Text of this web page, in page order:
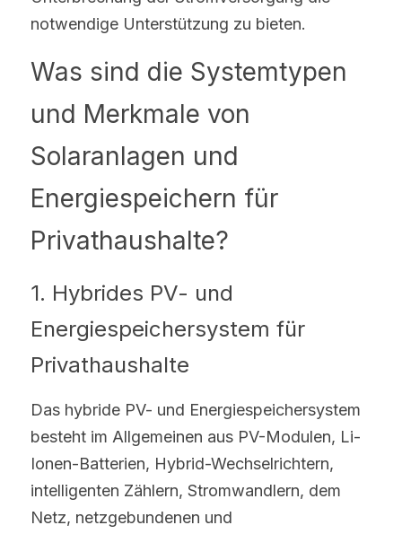
notwendige Unterstützung zu bieten.
Was sind die Systemtypen
und Merkmale von
Solaranlagen und
Energiespeichern für
Privathaushalte?
1. Hybrides PV- und
Energiespeichersystem für
Privathaushalte
Das hybride PV- und Energiespeichersystem
besteht im Allgemeinen aus PV-Modulen, Li-
Ionen-Batterien, Hybrid-Wechselrichtern,
intelligenten Zählern, Stromwandlern, dem
Netz, netzgebundenen und